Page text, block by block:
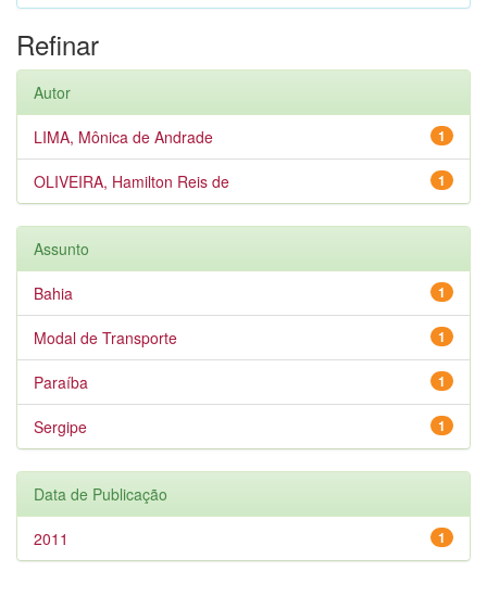
Refinar
Autor
1
LIMA, Mônica de Andrade
1
OLIVEIRA, Hamilton Reis de
Assunto
1
Bahia
1
Modal de Transporte
1
Paraíba
1
Sergipe
Data de Publicação
1
2011